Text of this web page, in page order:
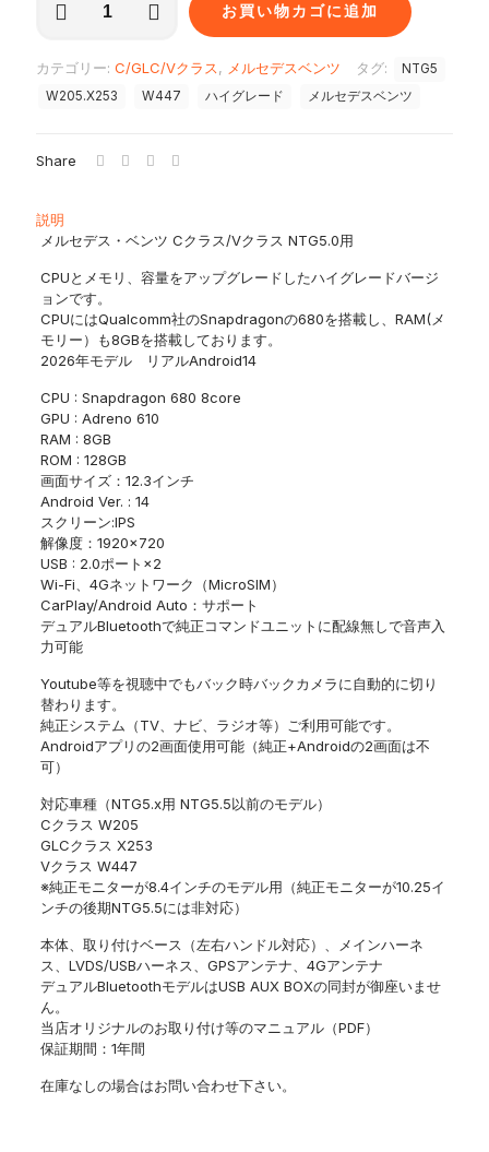
ス
ベ
C/GLC/V
ス
W205/X253/W447
12.3
イ
ン
チ
Android
デ
ィ
ア
ナ
ビ
Apple
Carplay
対
応
個
お買い物カゴに追加
カテゴリー: C/GLC/Vクラス, メルセデスベンツ タグ:
NTG5
W205.X253
W447 ハイグレード メルセデスベンツ
Share
説明
メルセデス・ベンツ Cクラス/Vクラス NTG5.0用
CPUとメモリ、容量をアップグレードしたハイグレードバージ
ョンです。
CPUにはQualcomm社のSnapdragonの680を搭載し、RAM(メ
モリー）も8GBを搭載しております。
2026年モデル リアルAndroid14
CPU : Snapdragon 680 8core
GPU : Adreno 610
RAM : 8GB
ROM : 128GB
画面サイズ：12.3インチ
Android Ver. : 14
スクリーン:IPS
解像度：1920×720
USB : 2.0ポート×2
Wi-Fi、4Gネットワーク（MicroSIM）
CarPlay/Android Auto：サポート
デュアルBluetoothで純正コマンドユニットに配線無しで音声入
力可能
Youtube等を視聴中でもバック時バックカメラに自動的に切り
替わります。
純正システム（TV、ナビ、ラジオ等）ご利用可能です。
Androidアプリの2画面使用可能（純正+Androidの2画面は不
可）
対応車種（NTG5.x用 NTG5.5以前のモデル）
Cクラス W205
GLCクラス X253
Vクラス W447
※純正モニターが8.4インチのモデル用（純正モニターが10.25イ
ンチの後期NTG5.5には非対応）
本体、取り付けベース（左右ハンドル対応）、メインハーネ
ス、LVDS/USBハーネス、GPSアンテナ、4Gアンテナ
デュアルBluetoothモデルはUSB AUX BOXの同封が御座いませ
ん。
当店オリジナルのお取り付け等のマニュアル（PDF）
保証期間：1年間
在庫なしの場合はお問い合わせ下さい。